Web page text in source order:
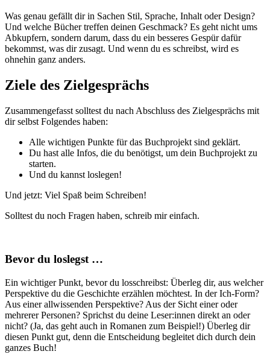
Was genau gefällt dir in Sachen Stil, Sprache, Inhalt oder Design?
Und welche Bücher treffen deinen Geschmack? Es geht nicht ums
Abkupfern, sondern darum, dass du ein besseres Gespür dafür
bekommst, was dir zusagt. Und wenn du es schreibst, wird es
ohnehin ganz anders.
Ziele des Zielgesprächs
Zusammengefasst solltest du nach Abschluss des Zielgesprächs mit
dir selbst Folgendes haben:
Alle wichtigen Punkte für das Buchprojekt sind geklärt.
Du hast alle Infos, die du benötigst, um dein Buchprojekt zu
starten.
Und du kannst loslegen!
Und jetzt: Viel Spaß beim Schreiben!
Solltest du noch Fragen haben, schreib mir einfach.
Bevor du loslegst …
Ein wichtiger Punkt, bevor du losschreibst: Überleg dir, aus welcher
Perspektive du die Geschichte erzählen möchtest. In der Ich-Form?
Aus einer allwissenden Perspektive? Aus der Sicht einer oder
mehrerer Personen? Sprichst du deine Leser:innen direkt an oder
nicht? (Ja, das geht auch in Romanen zum Beispiel!) Überleg dir
diesen Punkt gut, denn die Entscheidung begleitet dich durch dein
ganzes Buch!